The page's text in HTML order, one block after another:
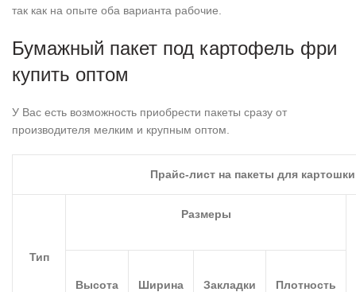
так как на опыте оба варианта рабочие.
Бумажный пакет под картофель фри
купить оптом
У Вас есть возможность приобрести пакеты сразу от
производителя мелким и крупным оптом.
Прайс-лист на пакеты для
Тип
Размеры
Высота Ширина Закладки Плотность